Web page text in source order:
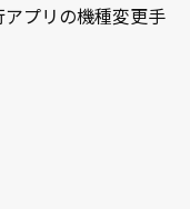
アプリの機種変更手